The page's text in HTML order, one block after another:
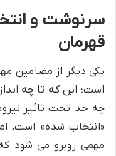
سرنوشت و
قهرمان
یکی دیگر از مضامین
است؛ این که تا چه
چه حد تحت تاثیر
«انتخاب شده» است،
مهمی روبرو می شود